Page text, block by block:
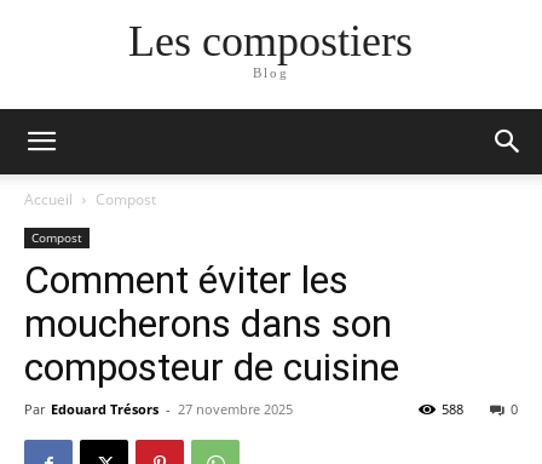
Les compostiers
Blog
Accueil Compost
Compost
Comment éviter les
moucherons dans son
composteur de cuisine
Par Edouard Trésors - 27 novembre 2025 0
588